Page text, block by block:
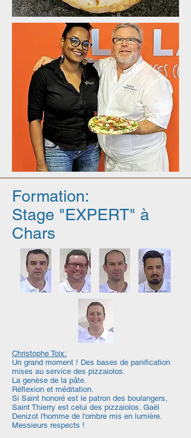
Formation:
Stage "EXPERT" à
Chars
Christophe Toix:
Un grand moment ! Des bases de panification
mises au service des pizzaiolos.
La genèse de la pâte.
Réflexion et méditation.
Si Saint honoré est le patron des boulangers,
Saint Thierry est celui des pizzaiolos. Gaël
Denizot l'homme de l'ombre mis en lumière.
Messieurs respects !